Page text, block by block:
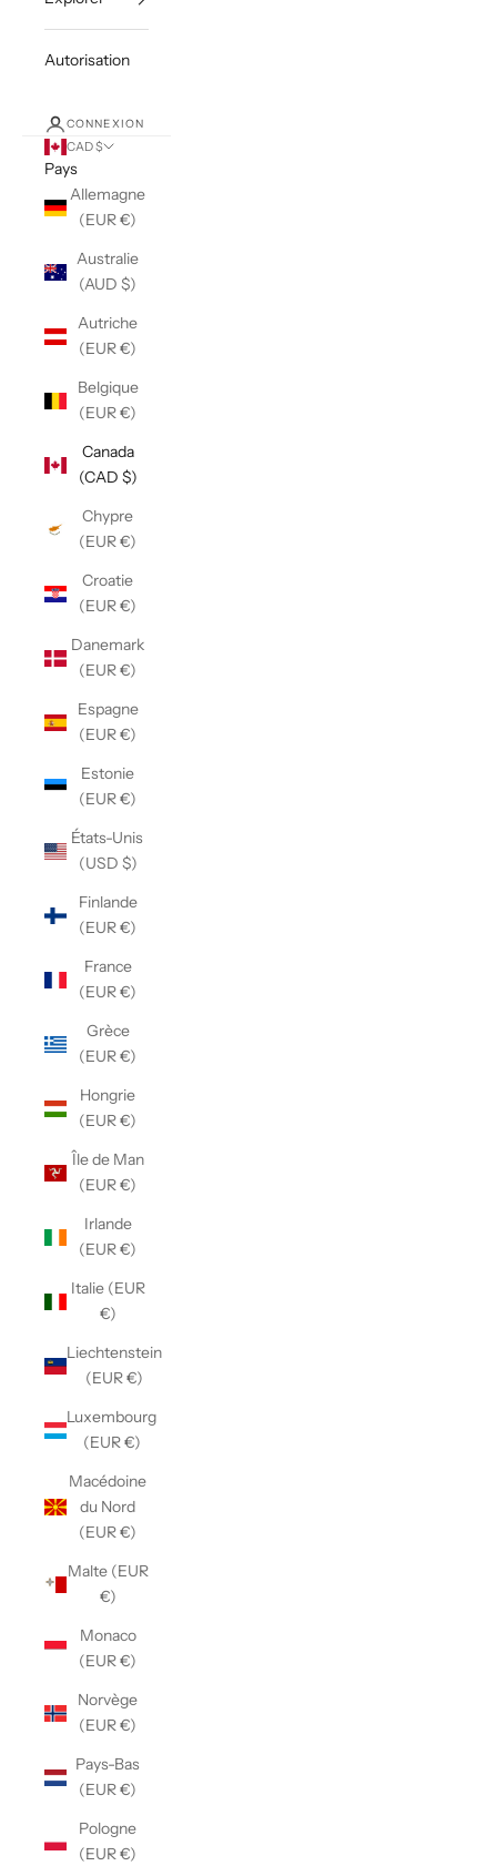
Autorisation
CONNEXION
CAD $
Pays
Allemagne
(EUR €)
Australie
(AUD $)
Autriche
(EUR €)
Belgique
(EUR €)
Canada
(CAD $)
Chypre
(EUR €)
Croatie
(EUR €)
Danemark
(EUR €)
Espagne
(EUR €)
Estonie
(EUR €)
États-Unis
(USD $)
Finlande
(EUR €)
France
(EUR €)
Grèce
(EUR €)
Hongrie
(EUR €)
Île de Man
(EUR €)
Irlande
(EUR €)
Italie (EUR
€)
Liechtenstein
(EUR €)
Luxembourg
(EUR €)
Macédoine
du Nord
(EUR €)
Malte (EUR
€)
Monaco
(EUR €)
Norvège
(EUR €)
Pays-Bas
(EUR €)
Pologne
(EUR €)